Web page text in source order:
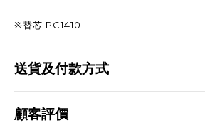
※替芯 PC1410
送貨及付款方式
顧客評價